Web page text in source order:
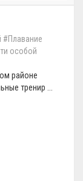
#Плавание
особой
районе
тренир ...